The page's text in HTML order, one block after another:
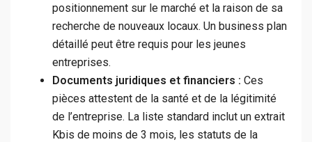
positionnement sur le marché et la raison de sa
recherche de nouveaux locaux. Un business plan
détaillé peut être requis pour les jeunes
entreprises.
Documents juridiques et financiers : Ces
pièces attestent de la santé et de la légitimité
de l’entreprise. La liste standard inclut un extrait
Kbis de moins de 3 mois, les statuts de la